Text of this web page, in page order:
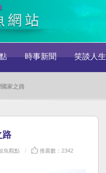
時事新聞 笑談人生
家之路
路
魚觀點 推薦數：2342